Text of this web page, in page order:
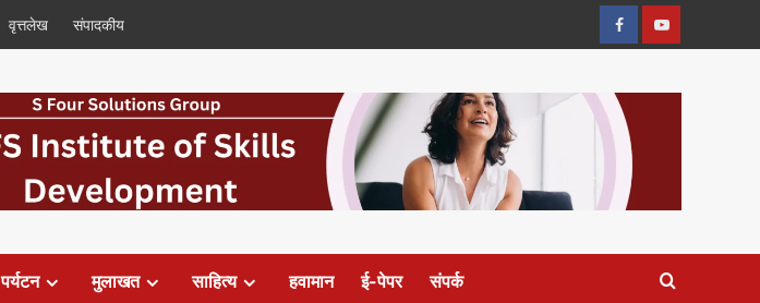
वृत्तलेख संपादकीय
फेसबुकयु
पर्यटन मुलाखत साहित्य हवामान ई-पेपर संपर्क